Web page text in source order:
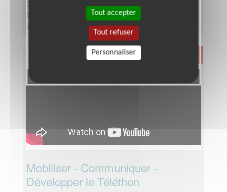
Date :
Tout le temps
Disponibilité demandée :Entre 6 à 12 heures par
semaine, selon période de l'année
Mobiliser - Communiquer -
Développer le Téléthon
Tout accepter
Tout refuser
Personnaliser